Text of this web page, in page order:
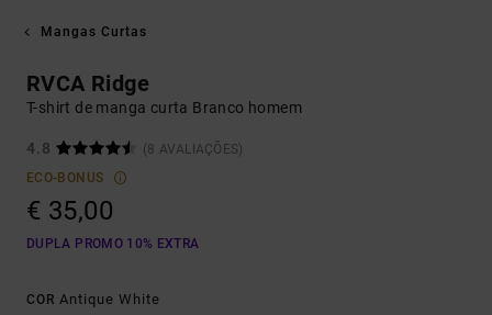
Mangas Curtas
RVCA Ridge
T-shirt de manga curta Branco homem
4.8
(8 AVALIAÇÕES)
ECO-BONUS
€ 35,00
DUPLA PROMO 10% EXTRA
COR Antique White